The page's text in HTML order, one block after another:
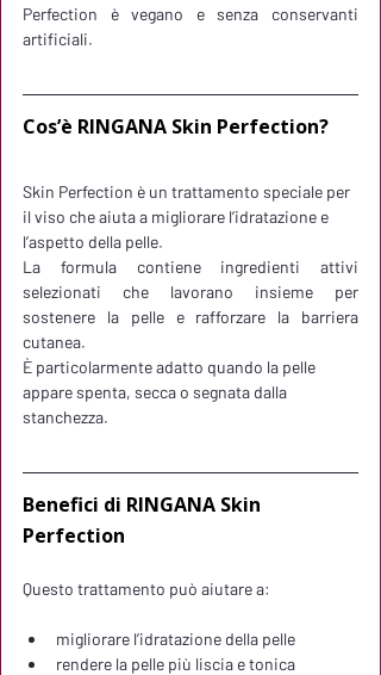
Perfection è vegano e senza conservanti
artificiali.
Cos’è RINGANA Skin Perfection?
Skin Perfection è un trattamento speciale per
il viso che aiuta a migliorare l’idratazione e
l’aspetto della pelle.
La formula contiene ingredienti attivi
selezionati che lavorano insieme per
sostenere la pelle e rafforzare la barriera
cutanea.
È particolarmente adatto quando la pelle
appare spenta, secca o segnata dalla
stanchezza.
Benefici di RINGANA Skin
Perfection
Questo trattamento può aiutare a:
migliorare l’idratazione della pelle
rendere la pelle più liscia e tonica